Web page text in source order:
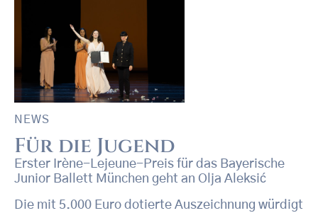
NEWS
Für die Jugend
Erster Irène-Lejeune-Preis für das Bayerische
Junior Ballett München geht an Olja Aleksić
Die mit 5.000 Euro dotierte Auszeichnung würdigt